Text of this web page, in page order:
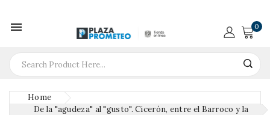
 0
Home
De la "agudeza" al "gusto". Cicerón, entre el Barroco y la